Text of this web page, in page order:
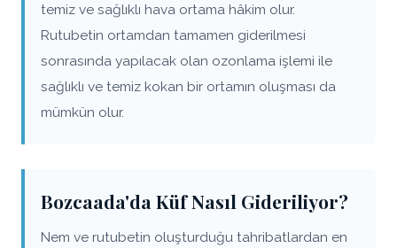
temiz ve sağlıklı hava ortama hâkim olur.
Rutubetin ortamdan tamamen giderilmesi
sonrasında yapılacak olan ozonlama işlemi ile
sağlıklı ve temiz kokan bir ortamın oluşması da
mümkün olur.
Bozcaada'da Küf Nasıl Gideriliyor?
Nem ve rutubetin oluşturduğu tahribatlardan en